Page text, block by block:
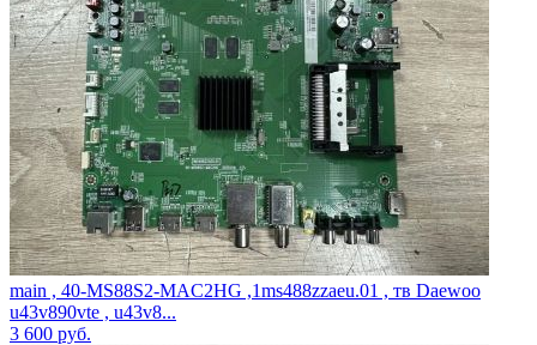
main , 40-MS88S2-MAC2HG ,1ms488zzaeu.01 , тв Daewoo
u43v890vte , u43v8...
3 600 руб.